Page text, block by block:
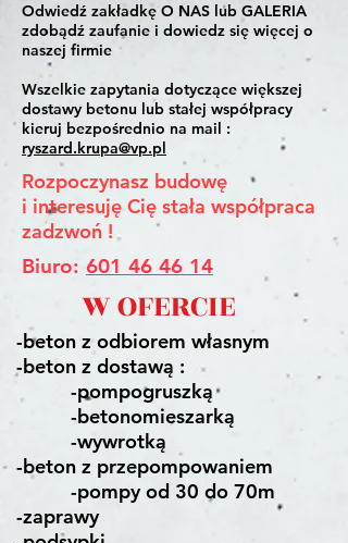
Odwiedź zakładkę O NAS lub GALERIA
zdobądź zaufanie i dowiedz się więcej o
naszej firmie
Wszelkie zapytania dotyczące większej
dostawy betonu lub stałej współpracy
kieruj bezpośrednio na mail :
ryszard.krupa@vp.pl
Rozpoczynasz budowę
i interesuję Cię stała współpraca
zadzwoń !
Biuro: 601 46 46 14
W OFERCIE
-beton z odbiorem własnym
-beton z dostawą :
-pompogruszką
-betonomieszarką
-wywrotką
-beton z przepompowaniem
-pompy od 30 do 70m
-zaprawy